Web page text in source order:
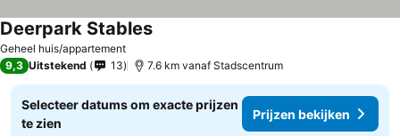
Geheel huis/appartement
Deerpark StablesPrijzen bekijken
9,3 Uitstekend 13 7.6 km vanaf Stadscentrum
Selecteer datums om exacte prijzen
te zien
Prijzen bekijken